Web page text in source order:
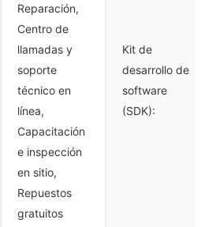
Reparación,
Centro de
llamadas y
soporte
técnico en
línea,
Capacitación
e inspección
en sitio,
Repuestos
gratuitos
Kit de
desarrollo de
software
(SDK):